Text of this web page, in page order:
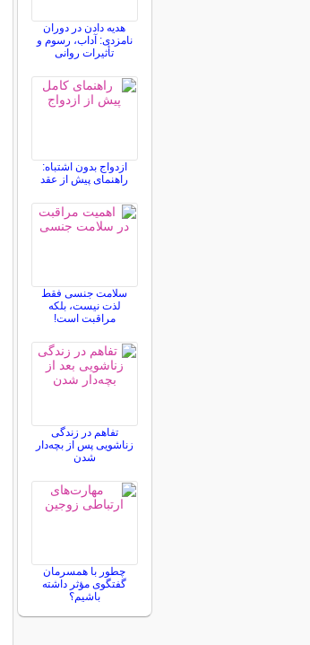
هدیه دادن در دوران
نامزدی: آداب، رسوم و
تأثیرات روانی
ازدواج بدون اشتباه:
راهنمای پیش از عقد
سلامت جنسی فقط
لذت نیست، بلکه
مراقبت است!
تفاهم در زندگی
زناشویی پس از بچه‌دار
شدن
چطور با همسرمان
گفتگوی مؤثر داشته
باشیم؟